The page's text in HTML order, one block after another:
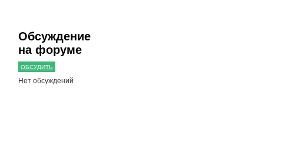
Обсуждение
на форуме
ОБСУДИТЬ
Нет обсуждений